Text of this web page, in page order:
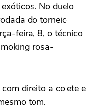
No duelo
do torneio
feira, 8, o técnico
rosa-
direito a colete e
tom.